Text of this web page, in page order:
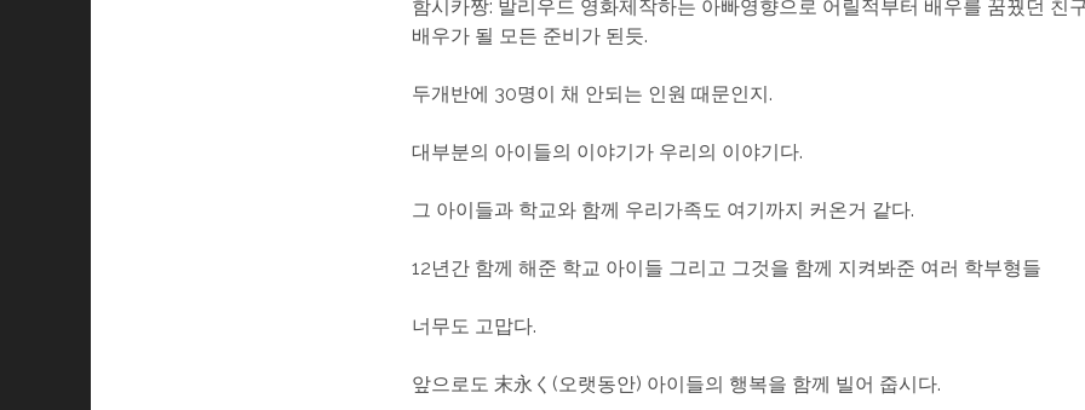
함시카짱: 발리우드 영화제작하는 아빠영향으로 어릴적부터 배우를 꿈꿨던 친
배우가 될 모든 준비가 된듯.
두개반에 30명이 채 안되는 인원 때문인지.
대부분의 아이들의 이야기가 우리의 이야기다.
그 아이들과 학교와 함께 우리가족도 여기까지 커온거 같다.
12년간 함께 해준 학교 아이들 그리고 그것을 함께 지켜봐준 여러 학부형들
너무도 고맙다.
앞으로도 末永く(오랫동안) 아이들의 행복을 함께 빌어 줍시다.